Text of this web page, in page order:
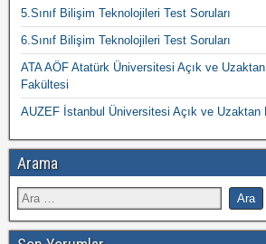
5.Sınıf Bilişim Teknolojileri Test Soruları
6.Sınıf Bilişim Teknolojileri Test Soruları
ATA AÖF Atatürk Üniversitesi Açık ve
Fakültesi
AUZEF İstanbul Üniversitesi Açık ve Uzaktan
Arama